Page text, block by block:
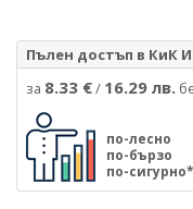
Пълен достъп в КиК
за 8.33 €/ 16.29 лв.
по-лесно
по-бързо
по-сигурно*